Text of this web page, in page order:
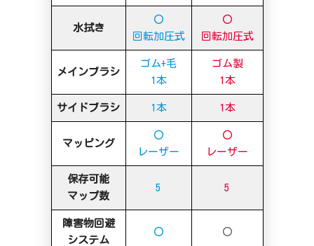
水拭き
〇
回転加圧式
〇
回転加圧式
メインブラシ
ゴム+毛
1本
ゴム製
1本
サイドブラシ 1本 1本
マッピング
〇
レーザー
〇
レーザー
保存可能
マップ数
5 5
障害物回避
システム
〇 〇